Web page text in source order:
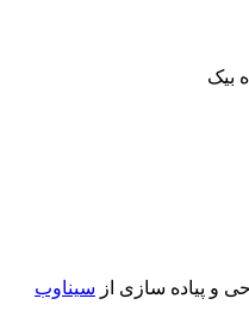
بیک
و پیاده سازی از سیناوب